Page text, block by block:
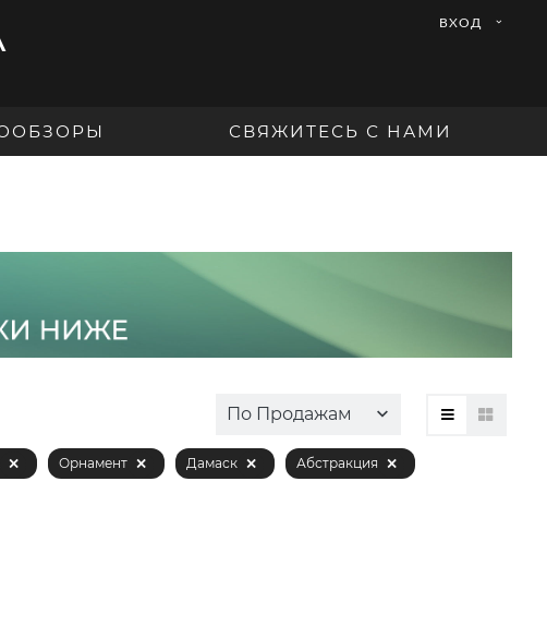
ВХОД
СВЯЖИТЕСЬ С НАМИ
По Продажам
Орнамент Дамаск Абстракция